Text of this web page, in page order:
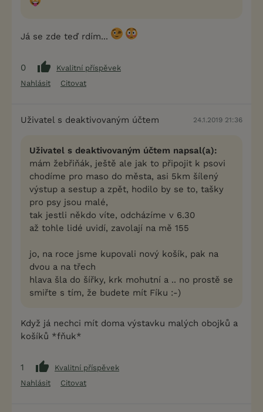
Já se zde teď rdím...
0
Kvalitní příspěvek
Nahlásit
Citovat
Uživatel s deaktivovaným účtem 24.1.2019 21:36
Uživatel s deaktivovaným účtem napsal(a):
mám žebřiňák, ještě ale jak to připojit k psovi
chodíme pro maso do města, asi 5km šílený
výstup a sestup a zpět, hodilo by se to, tašky
pro psy jsou malé,
tak jestli někdo víte, odcházíme v 6.30
až tohle lidé uvidí, zavolají na mě 155
jo, na roce jsme kupovali nový košík, pak na
dvou a na třech
hlava šla do šířky, krk mohutní a .. no prostě se
smiřte s tím, že budete mít Fíku :-)
Když já nechci mít doma výstavku malých obojků a
košíků *fňuk*
1
Kvalitní příspěvek
Nahlásit
Citovat